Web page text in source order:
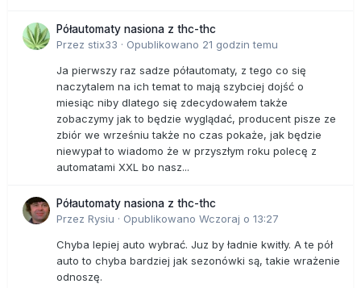
Półautomaty nasiona z thc-thc
Przez stix33 · Opublikowano 21 godzin temu
Ja pierwszy raz sadze półautomaty, z tego co się
naczytalem na ich temat to mają szybciej dojść o
miesiąc niby dlatego się zdecydowałem także
zobaczymy jak to będzie wyglądać, producent pisze ze
zbiór we wrześniu także no czas pokaże, jak będzie
niewypał to wiadomo że w przyszłym roku polecę z
automatami XXL bo nasz...
Półautomaty nasiona z thc-thc
Przez Rysiu · Opublikowano Wczoraj o 13:27
Chyba lepiej auto wybrać. Juz by ładnie kwitły. A te pół
auto to chyba bardziej jak sezonówki są, takie wrażenie
odnoszę.